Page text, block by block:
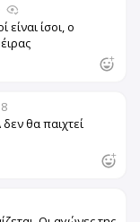
είναι ίσοι, ο
θα παιχτεί